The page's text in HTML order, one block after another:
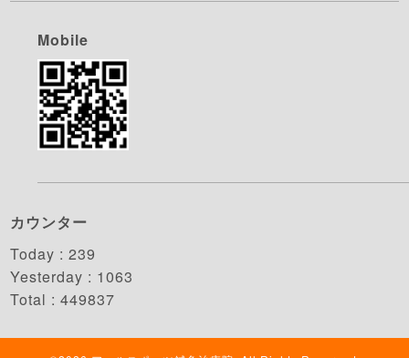
Mobile
カウンター
Today :239
Yesterday : 1063
Total :449837